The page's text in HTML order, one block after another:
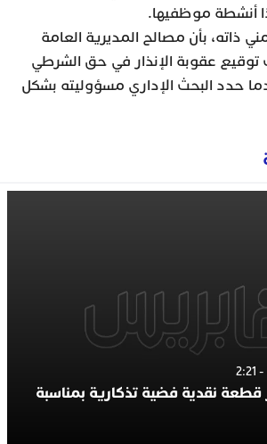
أنشطة موظفيها.
ذاته، بأن مصالح المديرية العامة
توقيع عقوبة الإنذار في حق الشرطي
حدد البحث الإداري مسؤوليته بشكل
نقدية فضية تذكارية بمناسبة